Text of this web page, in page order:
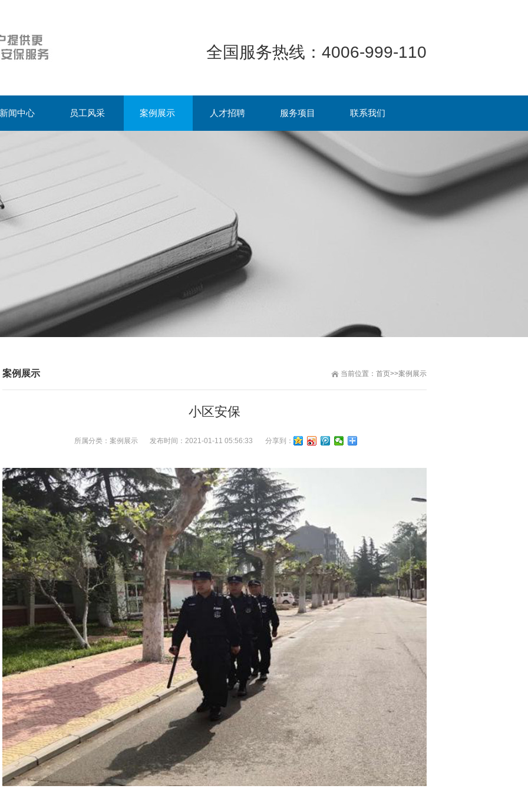
全国服务热线：4006-999-110
新闻中心 员工风采 案例展示 人才招聘 服务项目 联系我们
当前位置： 首页>>案例展示
案例展示
小区安保
所属分类： 案例展示 发布时间： 2021-01-11 05:56:33 分享到：